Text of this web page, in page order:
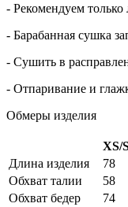
- Рекомендуем
- Барабанная сушка
- Сушить в
- Отпаривание и
Обмеры изделия
XS/
Длина изделия
78
Обхват талии
58
Обхват бедер
74